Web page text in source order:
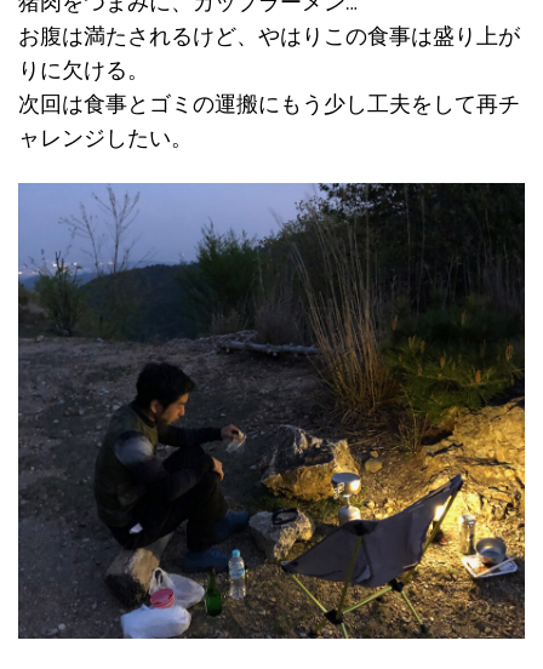
お腹は満たされるけど、やはりこの食事は盛り上が
りに欠ける。
次回は食事とゴミの運搬にもう少し工夫をして再チ
ャレンジしたい。